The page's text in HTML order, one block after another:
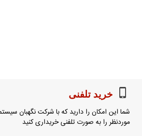
خرید تلفنی
شما این امکان را دارید که با شرکت نگهبان
موردنظر را به صورت تلفنی خریداری کنید